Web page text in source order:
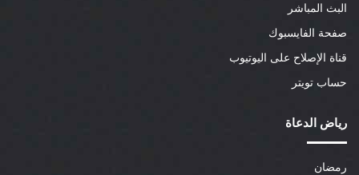
البث المباشر
صفحة الفايسبوك
قناة الإصلاح على اليوتيوب
حساب تويتر
رياض الدعاة
رمضان